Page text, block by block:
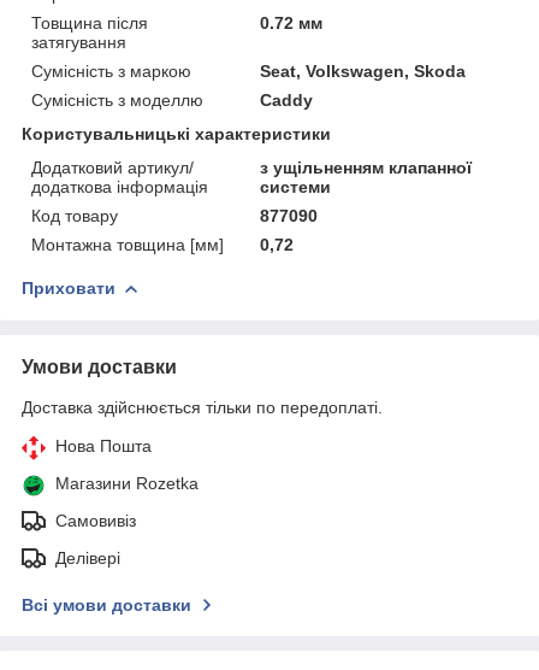
Товщина після
затягування
0.72 мм
Сумісність з маркою
Seat, Volkswagen, Skoda
Сумісність з моделлю
Caddy
Користувальницькі характеристики
Додатковий артикул/
додаткова інформація
з ущільненням клапанної
системи
Код товару
877090
Монтажна товщина [мм]
0,72
Приховати
Умови доставки
Доставка здійснюється тільки по передоплаті.
Нова Пошта
Магазини Rozetka
Самовивіз
Делівері
Всі умови доставки